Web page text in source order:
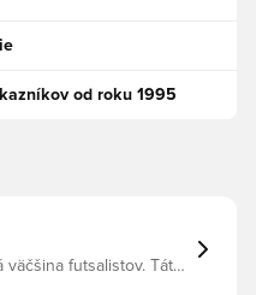
od roku 1995
väčšina futsalistov. Táto